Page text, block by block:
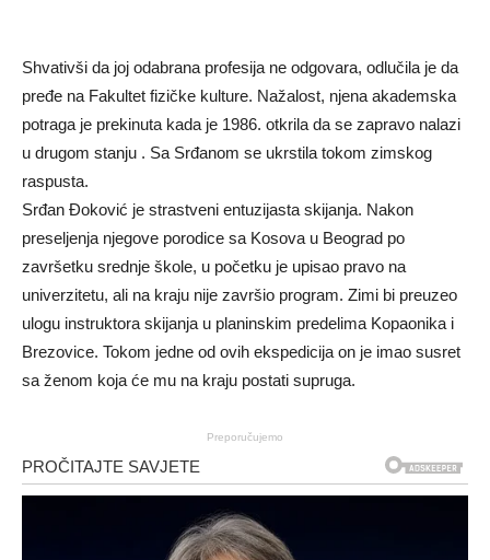
Shvativši da joj odabrana profesija ne odgovara, odlučila je da
pređe na Fakultet fizičke kulture. Nažalost, njena akademska
potraga je prekinuta kada je 1986. otkrila da se zapravo nalazi
u drugom stanju . Sa Srđanom se ukrstila tokom zimskog
raspusta.
Srđan Đoković je strastveni entuzijasta skijanja. Nakon
preseljenja njegove porodice sa Kosova u Beograd po
završetku srednje škole, u početku je upisao pravo na
univerzitetu, ali na kraju nije završio program. Zimi bi preuzeo
ulogu instruktora skijanja u planinskim predelima Kopaonika i
Brezovice. Tokom jedne od ovih ekspedicija on je imao susret
sa ženom koja će mu na kraju postati supruga.
Preporučujemo